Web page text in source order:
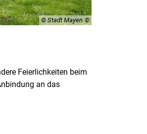
© Stadt Mayen
Feierlichkeiten beim
an das